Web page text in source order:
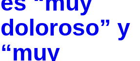
doloroso” y
“muy